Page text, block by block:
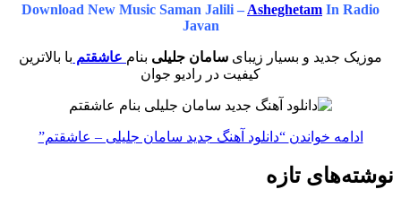
Download New Music Saman Jalili – Asheghetam In Radio
Javan
موزیک جدید و بسیار زیبای سامان جلیلی بنام عاشقتم با بالاترین
کیفیت در رادیو جوان
ادامه خواندن “دانلود آهنگ جدید سامان جلیلی – عاشقتم”
نوشته‌های تازه